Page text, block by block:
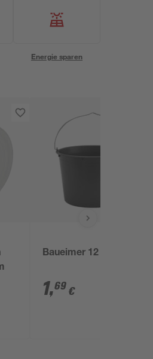
Energie sparen
Baueimer 12 l
1,69 €